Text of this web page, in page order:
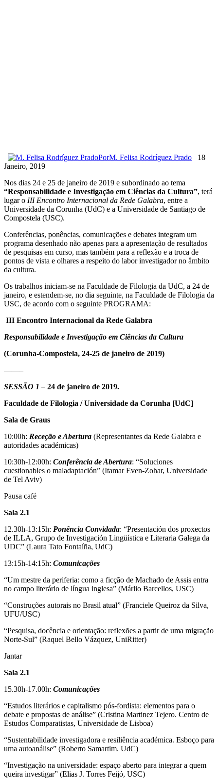
PorM. Felisa Rodríguez Prado
18
Janeiro, 2019
Nos dias 24 e 25 de janeiro de 2019 e subordinado ao tema
“Responsabilidade e Investigação em Ciências da Cultura”, terá
lugar o III Encontro Internacional da Rede Galabra, entre a
Universidade da Corunha (UdC) e a Universidade de Santiago de
Compostela (USC).
Conferências, ponências, comunicações e debates integram um
programa desenhado não apenas para a apresentação de resultados
de pesquisas em curso, mas também para a reflexão e a troca de
pontos de vista e olhares a respeito do labor investigador no âmbito
da cultura.
Os trabalhos iniciam-se na Faculdade de Filologia da UdC, a 24 de
janeiro, e estendem-se, no dia seguinte, na Faculdade de Filologia da
USC, de acordo com o seguinte PROGRAMA:
III Encontro Internacional da Rede Galabra
Responsabilidade e Investigação em Ciências da Cultura
(Corunha-Compostela, 24-25 de janeiro de 2019)
——–
SESSÃO 1 – 24 de janeiro de 2019.
Faculdade de Filologia / Universidade da Corunha [UdC]
Sala de Graus
10:00h: Receção e Abertura (Representantes da Rede Galabra e
autoridades académicas)
10:30h-12:00h: Conferência de Abertura: “Soluciones
cuestionables o maladaptación” (Itamar Even-Zohar, Universidade
de Tel Aviv)
Pausa café
Sala 2.1
12.30h-13:15h: Ponência Convidada: “Presentación dos proxectos
de ILLA, Grupo de Investigación Lingüística e Literaria Galega da
UDC” (Laura Tato Fontaíña, UdC)
13:15h-14:15h: Comunicações
“Um mestre da periferia: como a ficção de Machado de Assis entra
no campo literário de língua inglesa” (Márlio Barcellos, USC)
“Construções autorais no Brasil atual” (Franciele Queiroz da Silva,
UFU/USC)
“Pesquisa, docência e orientação: reflexões a partir de uma migração
Norte-Sul” (Raquel Bello Vázquez, UniRitter)
Jantar
Sala 2.1
15.30h-17.00h: Comunicações
“Estudos literários e capitalismo pós-fordista: elementos para o
debate e propostas de análise” (Cristina Martinez Tejero. Centro de
Estudos Comparatistas, Universidade de Lisboa)
“Sustentabilidade investigadora e resiliência académica. Esboço para
uma autoanálise” (Roberto Samartim. UdC)
“Investigação na universidade: espaço aberto para integrar a quem
queira investigar” (Elias J. Torres Feijó, USC)